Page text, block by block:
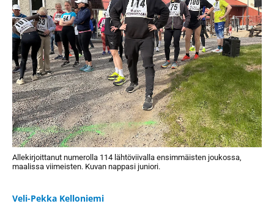
Allekirjoittanut numerolla 114 lähtöviivalla ensimmäisten joukossa,
maalissa viimeisten. Kuvan nappasi juniori.
Veli-Pekka Kelloniemi